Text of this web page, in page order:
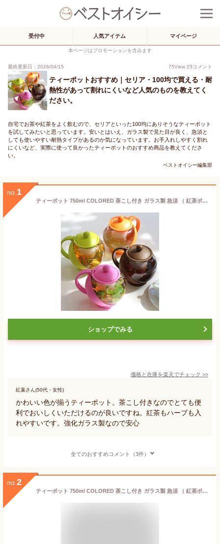
受付中 人気アイテム マイページ
本ページはプロモーションを含みます
最終更新日：2026/04/15 75View 25コメント
ティーポットおすすめ｜セリア・100均で買える・耐
熱性があって割れにくいなど人気のものを教えてく
ださい。
自宅でお茶や紅茶をよく飲むので、セリアといった100均にありそうなティーポット
を試してみたいと思っています。安いとはいえ、ガラス製で見た目が良く、急須と
しても使いやすい耐熱タイプがあるのか気になっています。お手入れしやすく割れ
にくいなど、実際に使って良かったティーポットのおすすめ商品を教えてくださ
い。
ベストオイシー編集部
no. 1
ティーポット 750ml COLORED 茶こし付き ガラス製 急須 （ 紅茶ポット ストレーナー セット 片手 茶こし ティーサーバー 紅茶 ガラスティーポット おしゃれ カラフル お茶用品 ティーウェア 茶器 ）【39ショップ】
ショップでみる
価格と在庫を楽天でチェック >>
紅葉さん(50代・女性)
かわいい色が揃うティーポット。茶こし付きなのでとても便
利でおいしくいただけるのが良いですね。紅茶もハーブも入
れやすいです。強化ガラス製なので安心
全てのおすすめコメント（3件）
no. 2
ティーポット 750ml COLORED 茶こし付き ガラス製 急須 （ 紅茶ポット ストレーナー セット 片手 茶こし ティーサーバー 紅茶 ガラスティーポット おしゃれ カラフル お茶用品 ティーウェア 茶器 ）